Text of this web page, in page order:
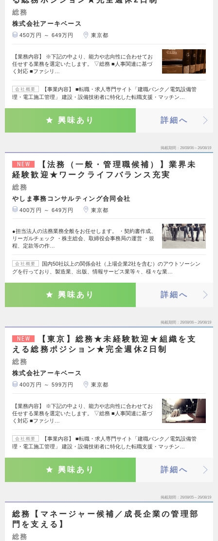
総務
株式会社アーキベース
450万円 ～ 649万円 東京都
【業務内容】 ※下記の中より、能力や志向性に合わせてお
任せする業務を選定いたします。 ▽総務 ■人事関連に基づ
く対応 ■ファシリ…
会社概要
【事業内容】 ■転職・求人専門サイト「建職バンク／電気設備管
理・電工施工管理」 建設・設備技術者に特化した転職支援・マッチン…
興味あり 詳細へ
掲載期間 26/08/06～26/08/19
NEW
【法務（一般・管理職候補）】業界未
経験歓迎★ワークライフバランス充実
総務
やしま事務コンサルティング合同会社
400万円 ～ 649万円 東京都
●担当法人の法務業務全般をお任せします。 ・契約書作成、
リーガルチェック ・株主総会、取締役会事務局の運営 ・規
程、定款等の作…
会社概要
国内50社以上の関係会社（上場企業2社を含む）のアウトソーシン
グを行っており、製造業、出版、情報サービス業等々、様々な業…
興味あり 詳細へ
掲載期間 26/08/06～26/08/19
NEW
【東京】総務★未経験歓迎★組織を支
える総務ポジション★完全週休2日制
総務
株式会社アーキベース
400万円 ～ 599万円 東京都
【業務内容】 ※下記の中より、能力や志向性に合わせてお
任せする業務を選定いたします。 ▽総務 ■人事関連に基づ
く対応 ■ファシリ…
会社概要
【事業内容】 ■転職・求人専門サイト「建職バンク／電気設備管
理・電工施工管理」 建設・設備技術者に特化した転職支援・マッチン…
興味あり 詳細へ
掲載期間 26/08/05～26/08/19
総務【マネージャー候補／成長企業の管理部
門を支える】
総務